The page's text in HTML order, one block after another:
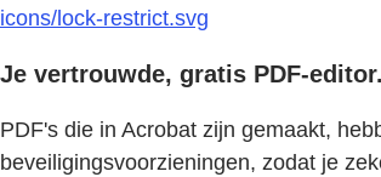
icons/lock-restrict.svg
Je vertrouwde, gratis PDF-editor.
PDF's die in Acrobat zijn gemaakt,
beveiligingsvoorzieningen, zodat je